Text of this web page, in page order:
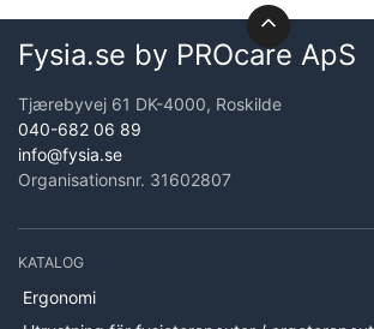
Fysia.se by PROcare ApS
Tjærebyvej 61 DK-4000, Roskilde
040-682 06 89
info@fysia.se
Organisationsnr. 31602807
KATALOG
Ergonomi